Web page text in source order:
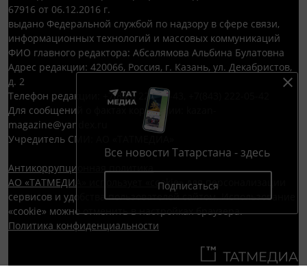
Все новости Татарстана - здесь
Подписаться
67916 от 06.12.2016 г.
выдано Федеральной службой по надзору в сфере связи,
информационных технологий и массовых коммуникаций
ФИО главного редактора: Абсалямова Альбина Булатовна
Адрес редакции: 420066, Россия, г. Казань, ул. Декабристов,
д. 2
Телефон редакции: +7(843) 222-05-43, +7(843) 222-05-42
Для сообщений о фактах коррупции: kazan-
magazine@yandex.ru
Учредитель СМИ: АО «ТАТМЕДИА»
Антикоррупционная политика
АО «ТАТМЕДИА» использует «cookie»для персонализации
сервисов и удобства пользователей сайтом. Использование
«cookie» можно отменить в настройках браузера.
Политика конфиденциальности